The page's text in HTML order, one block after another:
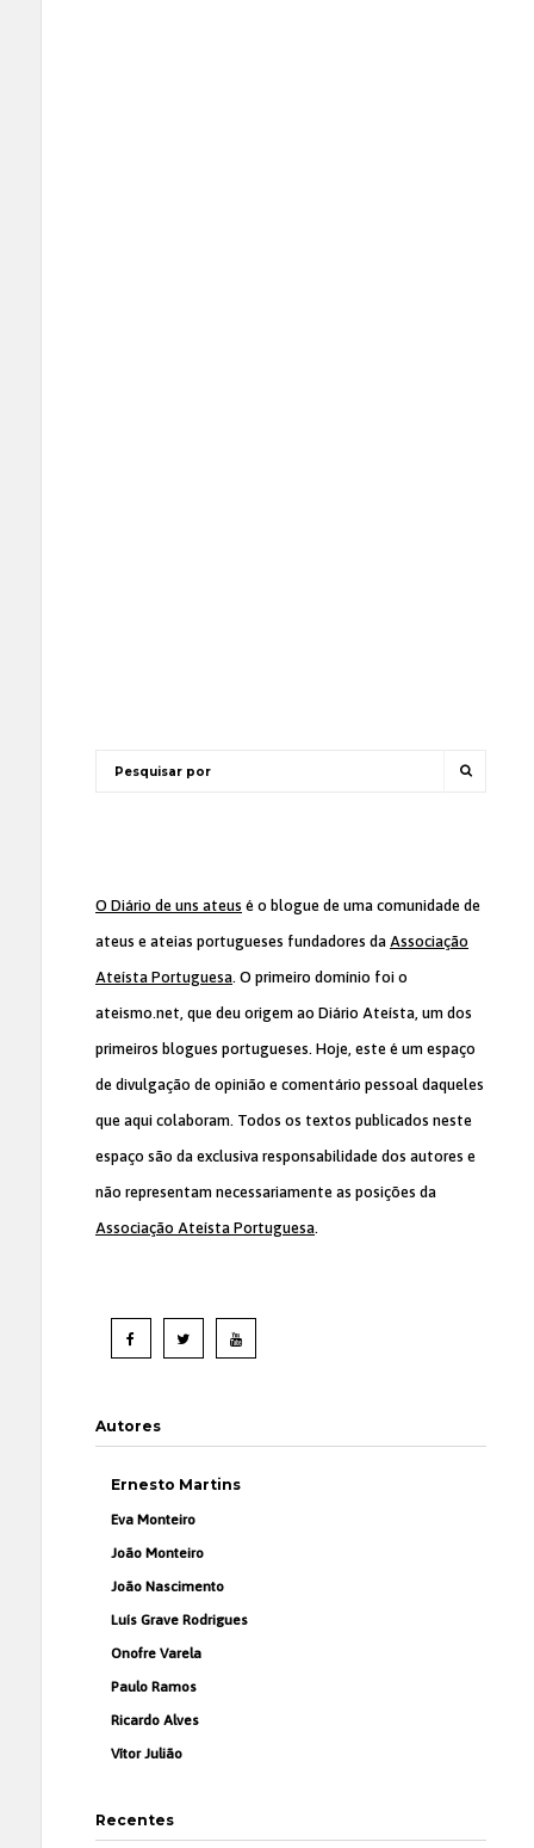
O Diário de uns ateus é o blogue de uma comunidade de
ateus e ateias portugueses fundadores da Associação
Ateísta Portuguesa. O primeiro domínio foi o
ateismo.net, que deu origem ao Diário Ateísta, um dos
primeiros blogues portugueses. Hoje, este é um espaço
de divulgação de opinião e comentário pessoal daqueles
que aqui colaboram. Todos os textos publicados neste
espaço são da exclusiva responsabilidade dos autores e
não representam necessariamente as posições da
Associação Ateísta Portuguesa.
Autores
Ernesto Martins
Eva Monteiro
João Monteiro
João Nascimento
Luís Grave Rodrigues
Onofre Varela
Paulo Ramos
Ricardo Alves
Vítor Julião
Recentes